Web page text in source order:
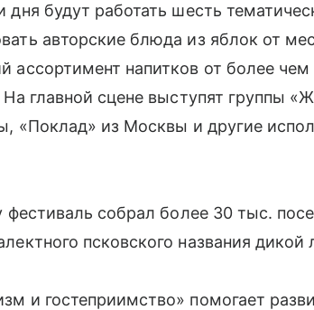
дня будут работать шесть
авторские блюда из яблок от
ассортимент напитков от более
главной сцене выступят группы
«Поклад» из Москвы и другие
фестиваль собрал более 30 тыс.
псковского названия дикой
и гостеприимство» помогает